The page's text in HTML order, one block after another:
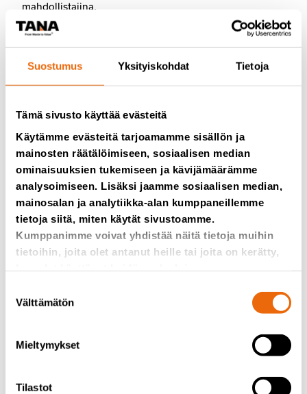
Suostumus Yksityiskohdat Tietoja
Tämä sivusto käyttää evästeitä
Käytämme evästeitä tarjoamamme sisällön ja
mainosten räätälöimiseen, sosiaalisen median
ominaisuuksien tukemiseen ja kävijämäärämme
analysoimiseen. Lisäksi jaamme sosiaalisen median,
mainosalan ja analytiikka-alan kumppaneillemme
tietoja siitä, miten käytät sivustoamme.
Kumppanimme voivat yhdistää näitä tietoja muihin
tietoihin, joita olet antanut heille tai joita on kerätty,
valinta
Välttämätön
Mieltymykset
Tilastot
mahdollistajina.
käsiteltävää jätettä, kuten paperiteollisuuden viiroja,
hiekkapaperitehtaan jätettä tai kalastusverkkoja. Kun
näkyy enemmän siinä, että jätteitä käsitellään modernilla
mahdollistaa tehokkaasti ja järkevästi jätteiden
käsittelyn ja uusiokäytön, Heinonen sanoo.